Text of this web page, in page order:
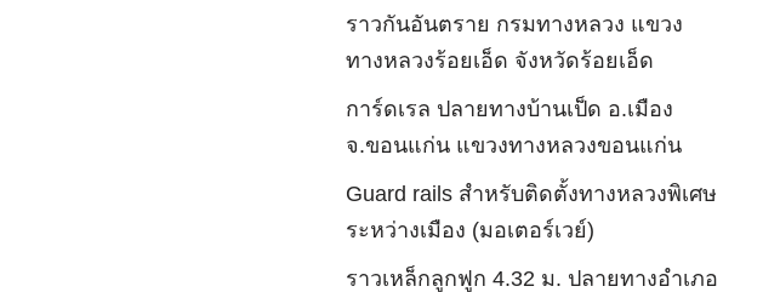
ราวกันอันตราย กรมทางหลวง แขวง
ทางหลวงร้อยเอ็ด จังหวัดร้อยเอ็ด
การ์ดเรล ปลายทางบ้านเป็ด อ.เมือง
จ.ขอนแก่น แขวงทางหลวงขอนแก่น
Guard rails สำหรับติดตั้งทางหลวงพิเศษ
ระหว่างเมือง (มอเตอร์เวย์)
ราวเหล็กลูกฟูก 4.32 ม. ปลายทางอำเภอ